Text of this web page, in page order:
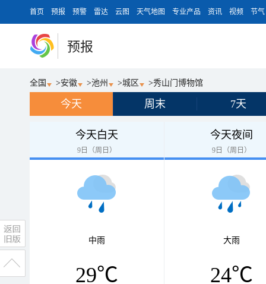
首页 预报 预警 雷达 云图 天气地图 专业产品 资讯 视频 节气
预报
全国 >安徽 >池州 >城区 >秀山门博物馆
今天 周末 7天
今天白天
9日（周日）
中雨
29℃
今天夜间
9日（周日）
大雨
24℃